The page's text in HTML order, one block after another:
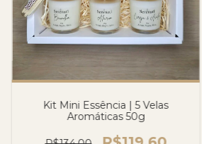
Kit Mini Essência | 5 Velas
Aromáticas 50g